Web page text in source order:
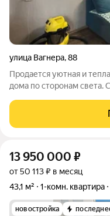
улица Вагнера,88
Продается уютная и
дома по сторонам света.
хороший ремонт.
окрашен. Все окна
13 950 000 ₽
от 50 113 ₽ в месяц
43,1 м²
1-комн. квартира
новостройка